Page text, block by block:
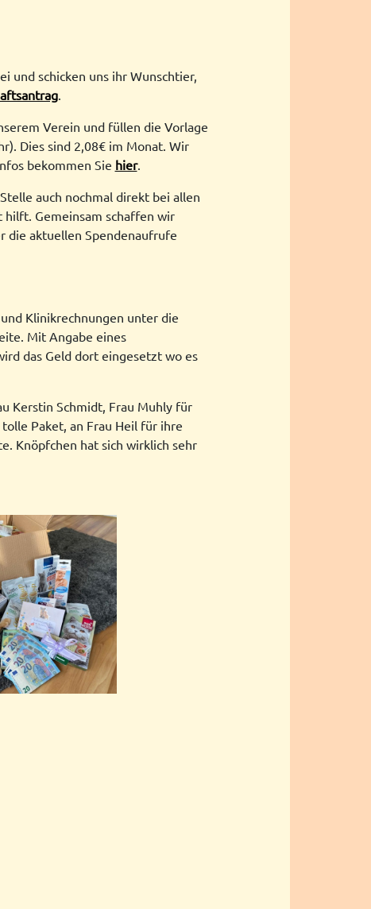
und schicken uns ihr Wunschtier,
.
Verein und füllen die Vorlage
Dies sind 2,08€ im Monat. Wir
bekommen Sie hier.
auch nochmal direkt bei allen
hilft. Gemeinsam schaffen wir
die aktuellen Spendenaufrufe
Klinikrechnungen unter die
Mit Angabe eines
das Geld dort eingesetzt wo es
Kerstin Schmidt, Frau Muhly für
Paket, an Frau Heil für ihre
Knöpfchen hat sich wirklich sehr